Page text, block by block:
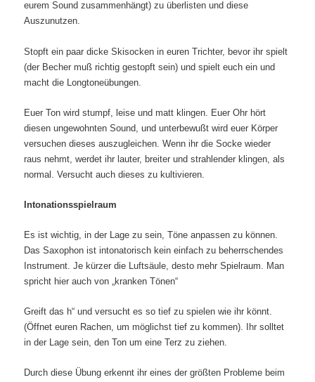
eurem Sound zusammenhängt) zu überlisten und diese
Auszunutzen.
Stopft ein paar dicke Skisocken in euren Trichter, bevor ihr spielt
(der Becher muß richtig gestopft sein) und spielt euch ein und
macht die Longtoneübungen.
Euer Ton wird stumpf, leise und matt klingen. Euer Ohr hört
diesen ungewohnten Sound, und unterbewußt wird euer Körper
versuchen dieses auszugleichen. Wenn ihr die Socke wieder
raus nehmt, werdet ihr lauter, breiter und strahlender klingen, als
normal. Versucht auch dieses zu kultivieren.
Intonationsspielraum
Es ist wichtig, in der Lage zu sein, Töne anpassen zu können.
Das Saxophon ist intonatorisch kein einfach zu beherrschendes
Instrument. Je kürzer die Luftsäule, desto mehr Spielraum. Man
spricht hier auch von „kranken Tönen“
Greift das h“ und versucht es so tief zu spielen wie ihr könnt.
(Öffnet euren Rachen, um möglichst tief zu kommen). Ihr solltet
in der Lage sein, den Ton um eine Terz zu ziehen.
Durch diese Übung erkennt ihr eines der größten Probleme beim